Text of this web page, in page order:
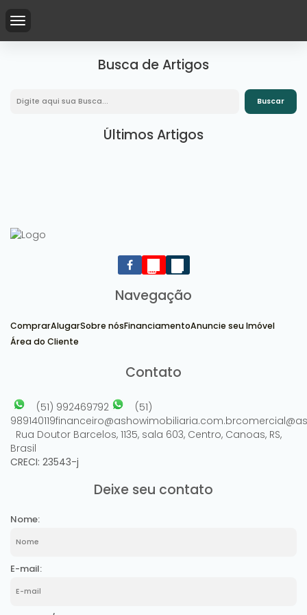
Busca de Artigos
Últimos Artigos
Navegação
ComprarAlugarSobre nósFinanciamentoAnuncie seu Imóvel
Área do Cliente
Contato
(51) 992469792
(51)
989140119financeiro@ashowimobiliaria.com.br
Rua Doutor Barcelos, 1135, sala 603, Centro, Canoas, RS,
Brasil
CRECI: 23543-j
Deixe seu contato
Nome:
E-mail: